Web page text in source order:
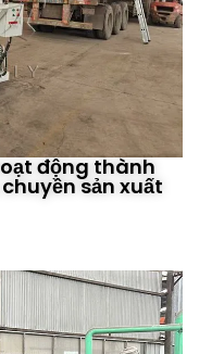
động thành
sản xuất